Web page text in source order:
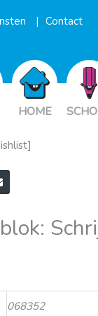
Contact
HOME
068352